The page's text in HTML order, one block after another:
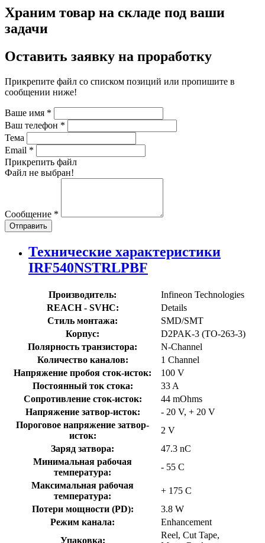
Храним товар на складе под ваши
задачи
Оставить заявку на проработку
Прикрепите файл со списком позиций или пропишите в
сообщении ниже!
Ваше имя *
Ваш телефон *
Тема
Email *
Прикрепить файл
Файл не выбран!
Сообщение *
Отправить
Технические характеристики
IRF540NSTRLPBF
Производитель:
Infineon Technologies
REACH - SVHC:
Details
Стиль монтажа:
SMD/SMT
Корпус:
D2PAK-3 (TO-263-3)
Полярность транзистора:
N-Channel
Количество каналов:
1 Channel
Напряжение пробоя сток-исток:
100 V
Постоянный ток стока:
33 A
Сопротивление сток-исток:
44 mOhms
Напряжение затвор-исток:
- 20 V, + 20 V
Пороговое напряжение затвор-
исток:
2 V
Заряд затвора:
47.3 nC
Минимальная рабочая
температура:
- 55 C
Максимальная рабочая
температура:
+ 175 C
Потери мощности (PD):
3.8 W
Режим канала:
Enhancement
Упаковка:
Reel, Cut Tape,